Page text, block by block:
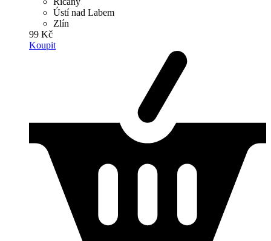
Ústí nad Labem
Zlín
99 Kč
Koupit